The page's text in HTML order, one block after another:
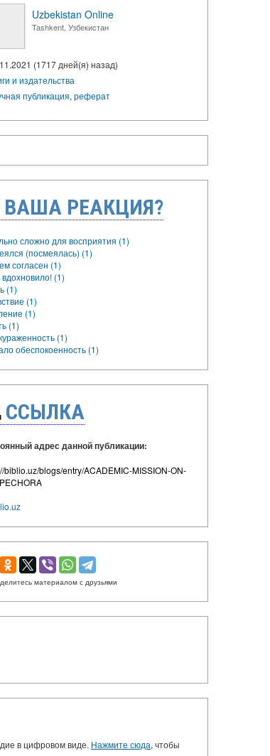
Uzbekistan Online
Tashkent, Узбекистан
(1717 дней(я) назад)
и издательства
публикация, реферат
ВАША РЕАКЦИЯ?
сложно для восприятия (1)
(посмеялась) (1)
согласен (1)
(1)
(1)
(1)
(1)
(1)
(1)
обеспокоенность (1)
ССЫЛКА
адрес данной публикации:
biblio.uz/blogs/entry/ACADEMIC-MISSION-ON-
материалом с друзьями
в цифровом виде. Нажмите сюда, чтобы